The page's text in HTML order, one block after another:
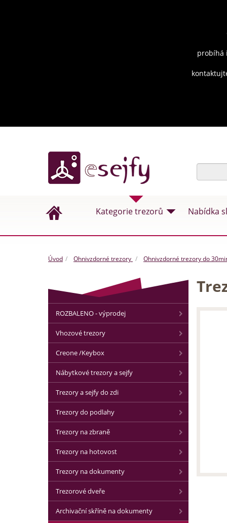
probíhá
Kategorie trezorů Nabídka
Úvod Ohnivzdorné trezory Ohnivzdorné trezory do
ROZBALENO - výprodej
Vhozové trezory
Creone /Keybox
Nábytkové trezory a sejfy
Trezory a sejfy do zdi
Trezory do podlahy
Trezory na zbraně
Trezory na hotovost
Trezory na dokumenty
Trezorové dveře
Archivační skříně na dokumenty